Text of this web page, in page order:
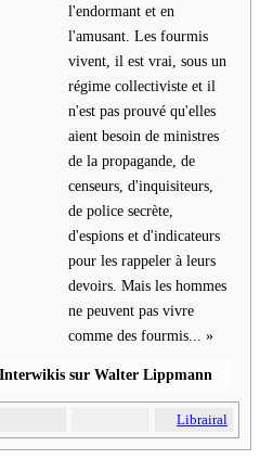
l'endormant et en
l'amusant. Les fourmis
vivent, il est vrai, sous un
régime collectiviste et il
n'est pas prouvé qu'elles
aient besoin de ministres
de la propagande, de
censeurs, d'inquisiteurs,
de police secrète,
d'espions et d'indicateurs
pour les rappeler à leurs
devoirs. Mais les hommes
ne peuvent pas vivre
comme des fourmis... »
Interwikis sur Walter Lippmann
Librairal